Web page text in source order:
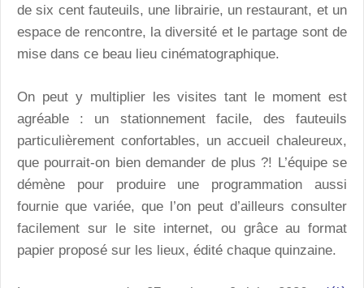
de six cent fauteuils, une librairie, un restaurant, et un
espace de rencontre, la diversité et le partage sont de
mise dans ce beau lieu cinématographique.
On peut y multiplier les visites tant le moment est
agréable : un stationnement facile, des fauteuils
particulièrement confortables, un accueil chaleureux,
que pourrait-on bien demander de plus ?! L’équipe se
démène pour produire une programmation aussi
fournie que variée, que l’on peut d’ailleurs consulter
facilement sur le site internet, ou grâce au format
papier proposé sur les lieux, édité chaque quinzaine.